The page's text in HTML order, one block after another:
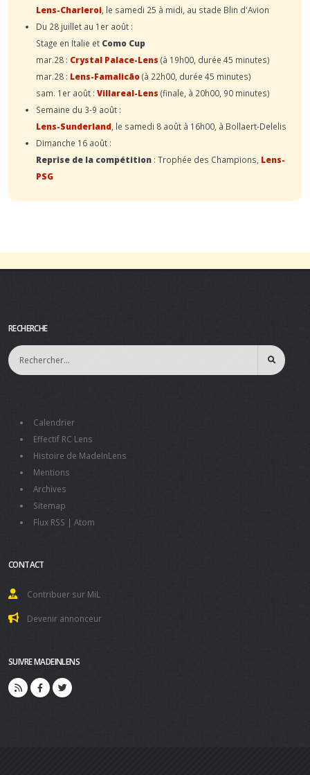
Lens-Charleroi , le samedi 25 à midi, au stade Blin d'Avion
Du 28 juillet au 1er août :
Stage en Italie et Como Cup
mar.28 : Crystal Palace-Lens (à 19h00, durée 45 minutes)
mar.28 : Lens-Famalicão(à 22h00, durée 45 minutes)
sam. 1er août : Villareal-Lens (finale, à 20h00, 90 minutes)
Semaine du 3-9 août :
Lens-Sunderland , le samedi 8 août à 16h00, à Bollaert-Delelis
Dimanche 16 août :
Reprise de la compétition : Trophée des Champions, Lens-
PSG
RECHERCHE
Calendrier
Effectif RC Lens
Histoire de MadeInLens
Mentions
Archives
Sitemap
Flux RSS | Atom
CONTACT
Contribuer sur MiL
Devenir annonceur
SUIVRE MADEINLENS